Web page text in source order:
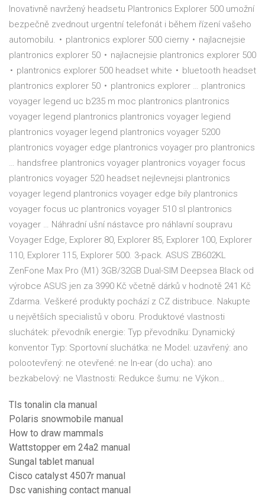
Inovativně navržený headsetu Plantronics Explorer 500 umožní
bezpečně zvednout urgentní telefonát i během řízení vašeho
automobilu. • plantronics explorer 500 cierny • najlacnejsie
plantronics explorer 50 • najlacnejsie plantronics explorer 500
• plantronics explorer 500 headset white • bluetooth headset
plantronics explorer 50 • plantronics explorer … plantronics
voyager legend uc b235 m moc plantronics plantronics
voyager legend plantronics plantronics voyager legiend
plantronics voyager legend plantronics voyager 5200
plantronics voyager edge plantronics voyager pro plantronics
… handsfree plantronics voyager plantronics voyager focus
plantronics voyager 520 headset nejlevnejsi plantronics
voyager legend plantronics voyager edge bily plantronics
voyager focus uc plantronics voyager 510 sl plantronics
voyager … Náhradní ušní nástavce pro náhlavní soupravu
Voyager Edge, Explorer 80, Explorer 85, Explorer 100, Explorer
110, Explorer 115, Explorer 500. 3-pack. ASUS ZB602KL
ZenFone Max Pro (M1) 3GB/32GB Dual-SIM Deepsea Black od
výrobce ASUS jen za 3990 Kč včetně dárků v hodnotě 241 Kč
Zdarma. Veškeré produkty pochází z CZ distribuce. Nakupte
u největších specialistů v oboru. Produktové vlastnosti
sluchátek: převodník energie: Typ převodníku: Dynamický
konventor Typ: Sportovní sluchátka: ne Model: uzavřený: ano
polootevřený: ne otevřené: ne In-ear (do ucha): ano
bezkabelový: ne Vlastnosti: Redukce šumu: ne Výkon…
Tls tonalin cla manual
Polaris snowmobile manual
How to draw mammals
Wattstopper em 24a2 manual
Sungal tablet manual
Cisco catalyst 4507r manual
Dsc vanishing contact manual